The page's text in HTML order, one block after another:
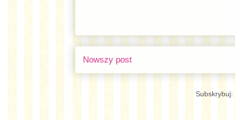
Nowszy post
Subskrybuj: